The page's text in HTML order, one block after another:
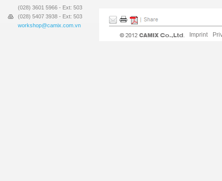
(028) 3601 5966 - Ext: 503
(028) 5407 3938 - Ext: 503
workshop@camix.com.vn
Imprint